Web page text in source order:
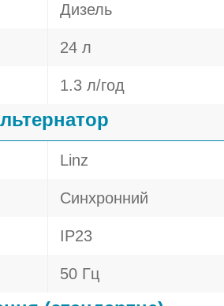
Дизель
24 л
1.3 л/год
Linz
Синхронний
IP23
50 Гц